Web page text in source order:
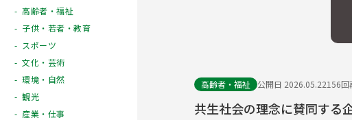
高齢者・福祉
子供・若者・教育
スポーツ
文化・芸術
環境・自然
観光
産業・仕事
高齢者・福祉 公開日 2026.05.22156回
共生社会の理念に賛同する